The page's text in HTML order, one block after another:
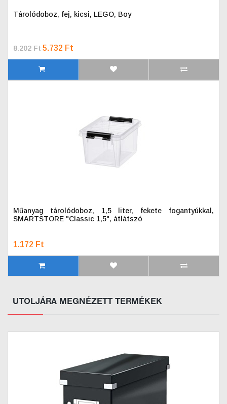
Tárolódoboz, fej, kicsi, LEGO, Boy
8.202 Ft5.732 Ft
Műanyag tárolódoboz, 1,5 liter, fekete fogantyúkkal,
SMARTSTORE "Classic 1,5", átlátszó
1.172 Ft
UTOLJÁRA MEGNÉZETT TERMÉKEK